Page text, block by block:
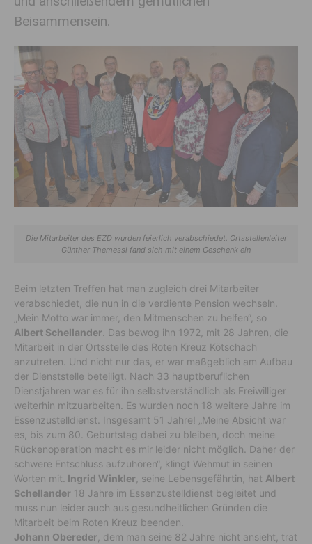
Beisammensein.
Die Mitarbeiter des EZD wurden feierlich verabschiedet. Ortsstellenleiter
Günther Themessl fand sich mit einem Geschenk ein
Beim letzten Treffen hat man zugleich drei Mitarbeiter
verabschiedet, die nun in die verdiente Pension wechseln.
„Mein Motto war immer, den Mitmenschen zu helfen“, so
Albert Schellander . Das bewog ihn 1972, mit 28 Jahren, die
Mitarbeit in der Ortsstelle des Roten Kreuz Kötschach
anzutreten. Und nicht nur das, er war maßgeblich am Aufbau
der Dienststelle beteiligt. Nach 33 hauptberuflichen
Dienstjahren war es für ihn selbstverständlich als Freiwilliger
weiterhin mitzuarbeiten. Es wurden noch 18 weitere Jahre im
Essenzustelldienst. Insgesamt 51 Jahre! „Meine Absicht war
es, bis zum 80. Geburtstag dabei zu bleiben, doch meine
Rückenoperation macht es mir leider nicht möglich. Daher der
schwere Entschluss aufzuhören“, klingt Wehmut in seinen
Worten mit. Ingrid Winkler , seine Lebensgefährtin, hat Albert
Schellander 18 Jahre im Essenzustelldienst begleitet und
muss nun leider auch aus gesundheitlichen Gründen die
Mitarbeit beim Roten Kreuz beenden.
Johann Obereder , dem man seine 82 Jahre nicht ansieht, trat